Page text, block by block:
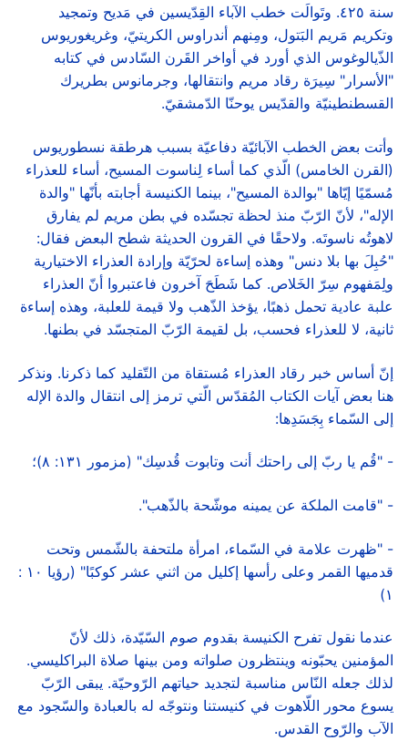
سنة ٤٢٥. وتَوالَت خطب الآباء القِدّيسين في مَديح وتمجيد
وتكريم مَريم البَتول، ومِنهم أندراوس الكريتيّ، وغريغوريوس
الذّيالوغوس الذي أورد في أواخر القَرن السّادس في كتابه
"الأسرار" سِيرَة رقاد مريم وانتقالها، وجرمانوس بطريرك
القسطنطينيّة والقدّيس يوحنّا الدّمشقيّ.
وأتت بعض الخطب الآبائيّة دفاعيّة بسبب هرطقة نسطوريوس
(القرن الخامس) الّذي كما أساء لِناسوت المسيح، أساء للعذراء
مُسمّيًا إيّاها "بوالدة المسيح"، بينما الكنيسة أجابته بأنّها "والدة
الإله"، لأنّ الرّبّ منذ لحظة تجسّده في بطن مريم لم يفارق
لاهوتُه ناسوتَه. ولاحقًا في القرون الحديثة شطح البعض فقال:
"حُبِلَ بها بلا دنس" وهذه إساءة لحرّيّة وإرادة العذراء الاختيارية
ولِمَفهوم سِرّ الخَلاص. كما شَطَحَ آخرون فاعتبروا أنّ العذراء
علبة عادية تحمل ذهبًا، يؤخذ الذّهب ولا قيمة للعلبة، وهذه إساءة
ثانية، لا للعذراء فحسب، بل لقيمة الرّبّ المتجسّد في بطنها.
إنّ أساس خبر رقاد العذراء مُستقاة من التّقليد كما ذكرنا. ونذكر
هنا بعض آيات الكتاب المُقدّس الّتي ترمز إلى انتقال والدة الإله
إلى السّماء بِجَسَدِها:
- "قُم يا ربّ إلى راحتك أنت وتابوت قُدسِك" (مزمور ١٣١: ٨)؛
- "قامت الملكة عن يمينه موشّحة بالذّهب".
- "ظهرت علامة في السّماء، امرأة ملتحفة بالشّمس وتحت
قدميها القمر وعلى رأسها إكليل من اثني عشر كوكبًا" (رؤيا ١٠ :
١)
عندما نقول تفرح الكنيسة بقدوم صوم السّيّدة، ذلك لأنّ
المؤمنين يحبّونه وينتظرون صلواته ومن بينها صلاة البراكليسي.
لذلك جعله النّاس مناسبة لتجديد حياتهم الرّوحيّة. يبقى الرّبّ
يسوع محور اللّاهوت في كنيستنا ونتوجّه له بالعبادة والسّجود مع
الآب والرّوح القدس.